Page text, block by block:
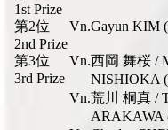
1st Prize
第2位
2nd Prize
Vn.Gayun KIM
第3位
3rd Prize
Vn.西岡 舞桜 /
NISHIOKA
Vn.荒川 桐真 /
ARAKAWA